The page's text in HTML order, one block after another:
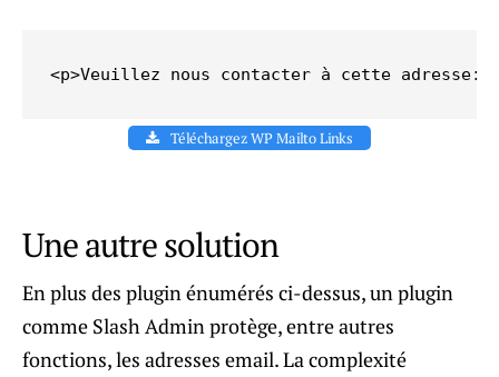
<p>Veuillez nous contacter à cette adresse: <a
Téléchargez WP Mailto Links
Une autre solution
En plus des plugin énumérés ci-dessus, un plugin
comme Slash Admin protège, entre autres
fonctions, les adresses email. La complexité